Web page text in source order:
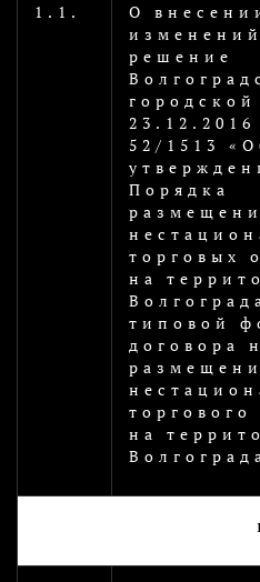
1.1.
О
решение
52/1513
Порядка
торговых
на
типовой
договора
торгового
на